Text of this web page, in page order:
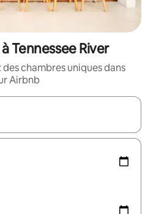
Tennessee River
chambres uniques dans
Airbnb
utilisez les flèches vers le